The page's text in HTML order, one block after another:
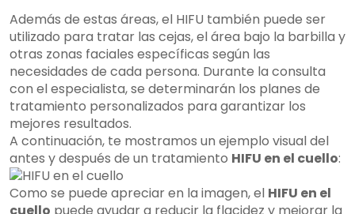
Además de estas áreas, el HIFU también puede ser
utilizado para tratar las cejas, el área bajo la barbilla y
otras zonas faciales específicas según las
necesidades de cada persona. Durante la consulta
con el especialista, se determinarán los planes de
tratamiento personalizados para garantizar los
mejores resultados.
A continuación, te mostramos un ejemplo visual del
antes y después de un tratamiento HIFU en el cuello:
Como se puede apreciar en la imagen, el HIFU en el